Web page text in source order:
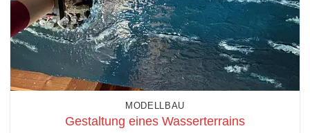
MODELLBAU
Gestaltung eines Wasserterrains